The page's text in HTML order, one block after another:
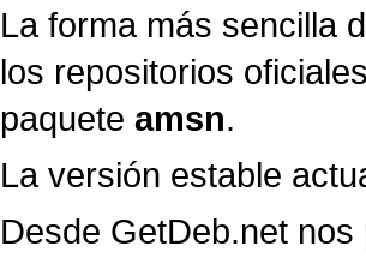
La forma más sencilla
los repositorios
paqueteamsn.
La versión estable
Desde GetDeb.net